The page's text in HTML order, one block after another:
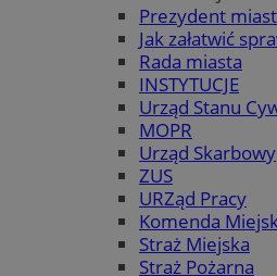
Prezydent
Jak załatwić
Rada miasta
INSTYTUCJE
Urząd Stanu
MOPR
Urząd Skarbowy
ZUS
URZąd Pracy
Komenda
Straż Miejska
Straż Pożarna